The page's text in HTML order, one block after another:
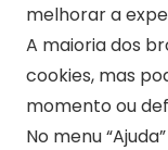
melhorar a
A maioria dos
cookies, mas
momento ou
No menu